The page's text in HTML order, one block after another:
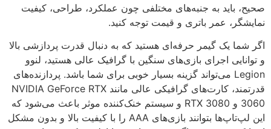
باید به جنبه‌های مختلفی چون عملکرد، طراحی، کیفیت
عمر باتری و قیمت توجه کنید.
شما یک گیمر حرفه‌ای هستید که به دنبال قدرت پردازشی بالا
اجرای بازی‌های سنگین با گرافیک عالی هستید، لنوو
Legion می‌تواند گزینه بسیار خوبی برای شما باشد. پردازنده‌های
قدرتمند، کارت‌های گرافیکی عالی مانند NVIDIA GeForce RTX
3060 و RTX 3080 و سیستم خنک‌کننده موثر باعث می‌شود که
این لپ‌تاپ‌ها بتوانند بازی‌های AAA را با کیفیت بالا و بدون مشکل